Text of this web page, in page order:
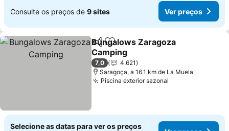
Consulte os preços de 9 sites Ver preços
PartilharAdicionar aos favoritos
Bungalows Zaragoza
Camping
Ver preços
7,0
4.621
Saragoça, a 16.1 km de La Muela
Piscina exterior sazonal
Selecione as datas para ver os preços